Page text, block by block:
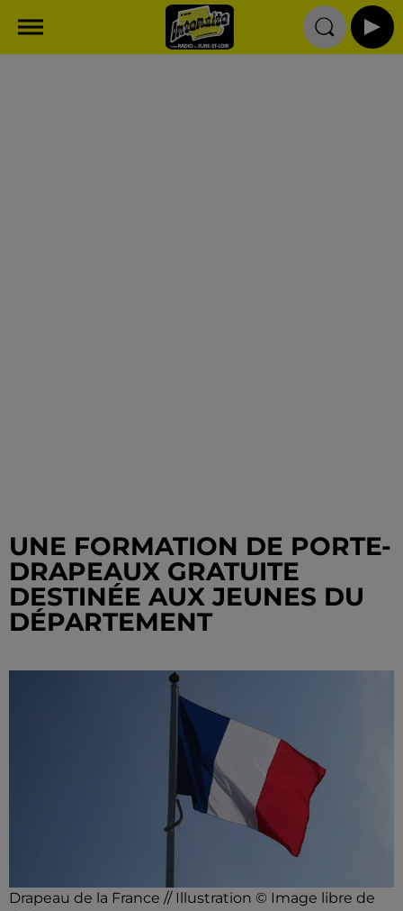
UNE FORMATION DE PORTE-
DRAPEAUX GRATUITE
DESTINÉE AUX JEUNES DU
DÉPARTEMENT
Drapeau de la France // Illustration © Image libre de